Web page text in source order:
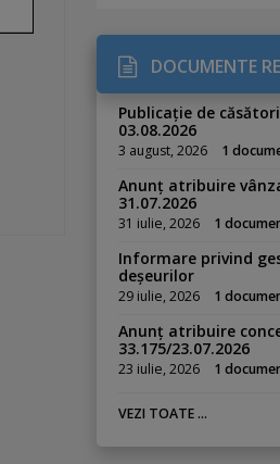
DOCUMENTE
Publicație de
03.08.2026
3 august, 2026 1
Anunț atribuire
31.07.2026
31 iulie, 2026 1
Informare privind
deșeurilor
29 iulie, 2026 1
Anunț atribuire
33.175/23.07.2026
23 iulie, 2026 1
VEZI TOATE ...